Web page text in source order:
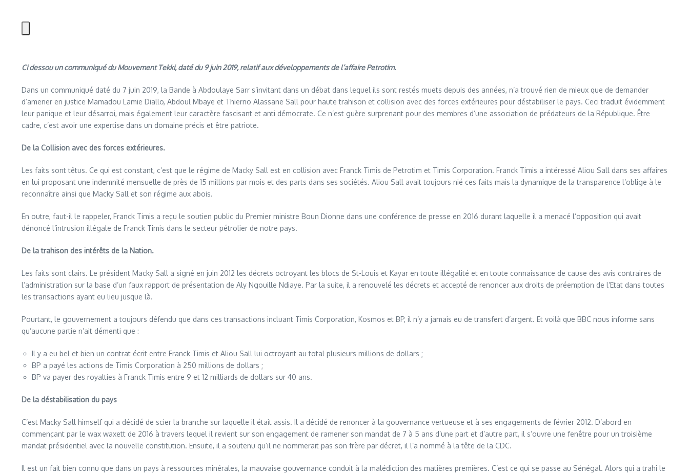
Ci dessou un communiqué du Mouvement Tekki, daté du 9 juin 2019, relatif aux développements de l’affaire Petrotim.
Dans un communiqué daté du 7 juin 2019, la Bande à Abdoulaye Sarr s’invitant dans un débat dans lequel ils sont restés muets depuis des années, n’a trouvé rien de mieux que de demander
d’amener en justice Mamadou Lamie Diallo, Abdoul Mbaye et Thierno Alassane Sall pour haute trahison et collision avec des forces extérieures pour déstabiliser le pays. Ceci traduit évidemment
leur panique et leur désarroi, mais également leur caractère fascisant et anti démocrate. Ce n’est guère surprenant pour des membres d’une association de prédateurs de la République. Être
cadre, c’est avoir une expertise dans un domaine précis et être patriote.
De la Collision avec des forces extérieures.
Les faits sont têtus. Ce qui est constant, c’est que le régime de Macky Sall est en collision avec Franck Timis de Petrotim et Timis Corporation. Franck Timis a intéressé Aliou Sall dans ses affaires
en lui proposant une indemnité mensuelle de près de 15 millions par mois et des parts dans ses sociétés. Aliou Sall avait toujours nié ces faits mais la dynamique de la transparence l’oblige à le
reconnaître ainsi que Macky Sall et son régime aux abois.
En outre, faut-il le rappeler, Franck Timis a reçu le soutien public du Premier ministre Boun Dionne dans une conférence de presse en 2016 durant laquelle il a menacé l’opposition qui avait
dénoncé l’intrusion illégale de Franck Timis dans le secteur pétrolier de notre pays.
De la trahison des intérêts de la Nation.
Les faits sont clairs. Le président Macky Sall a signé en juin 2012 les décrets octroyant les blocs de St-Louis et Kayar en toute illégalité et en toute connaissance de cause des avis contraires de
l’administration sur la base d’un faux rapport de présentation de Aly Ngouille Ndiaye. Par la suite, il a renouvelé les décrets et accepté de renoncer aux droits de préemption de l’Etat dans toutes
les transactions ayant eu lieu jusque là.
Pourtant, le gouvernement a toujours défendu que dans ces transactions incluant Timis Corporation, Kosmos et BP, il n’y a jamais eu de transfert d’argent. Et voilà que BBC nous informe sans
qu’aucune partie n’ait démenti que :
Il y a eu bel et bien un contrat écrit entre Franck Timis et Aliou Sall lui octroyant au total plusieurs millions de dollars ;
BP a payé les actions de Timis Corporation à 250 millions de dollars ;
BP va payer des royalties à Franck Timis entre 9 et 12 milliards de dollars sur 40 ans.
De la déstabilisation du pays
C’est Macky Sall himself qui a décidé de scier la branche sur laquelle il était assis. Il a décidé de renoncer à la gouvernance vertueuse et à ses engagements de février 2012. D’abord en
commençant par le wax waxett de 2016 à travers lequel il revient sur son engagement de ramener son mandat de 7 à 5 ans d’une part et d’autre part, il s’ouvre une fenêtre pour un troisième
mandat présidentiel avec la nouvelle constitution. Ensuite, il a soutenu qu’il ne nommerait pas son frère par décret, il l’a nommé à la tête de la CDC.
Il est un fait bien connu que dans un pays à ressources minérales, la mauvaise gouvernance conduit à la malédiction des matières premières. C’est ce qui se passe au Sénégal. Alors qui a trahi le